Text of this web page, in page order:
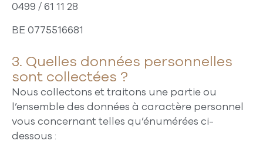
0499 / 61 11 28
BE 0775516681
3. Quelles données personnelles
sont collectées ?
Nous collectons et traitons une partie ou
l’ensemble des données à caractère personnel
vous concernant telles qu’énumérées ci-
dessous :